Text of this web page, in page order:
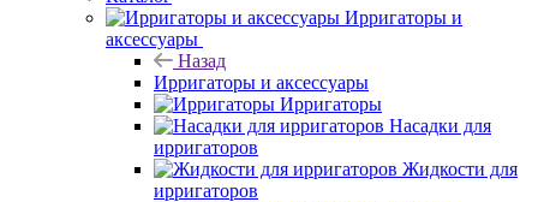
Ирригаторы и
аксессуары
Назад
Ирригаторы и аксессуары
Ирригаторы
Насадки для
ирригаторов
Жидкости для
ирригаторов